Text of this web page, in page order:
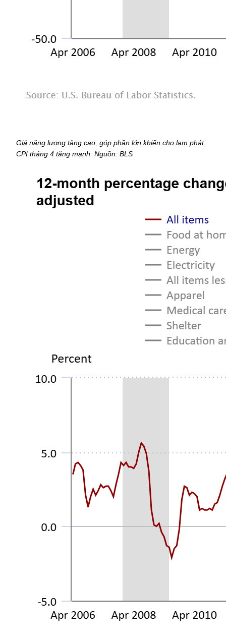
Giá năng lượng tăng cao, góp phần lớn khiến cho lạm phát
CPI tháng 4 tăng mạnh. Nguồn: BLS